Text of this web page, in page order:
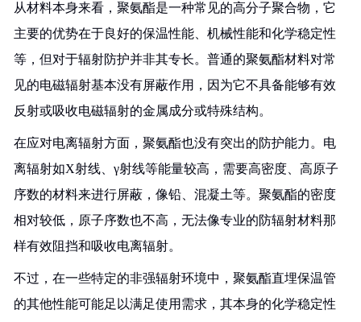
从材料本身来看，聚氨酯是一种常见的高分子聚合物，它
主要的优势在于良好的保温性能、机械性能和化学稳定性
等，但对于辐射防护并非其专长。普通的聚氨酯材料对常
见的电磁辐射基本没有屏蔽作用，因为它不具备能够有效
反射或吸收电磁辐射的金属成分或特殊结构。
在应对电离辐射方面，聚氨酯也没有突出的防护能力。电
离辐射如X射线、γ射线等能量较高，需要高密度、高原子
序数的材料来进行屏蔽，像铅、混凝土等。聚氨酯的密度
相对较低，原子序数也不高，无法像专业的防辐射材料那
样有效阻挡和吸收电离辐射。
不过，在一些特定的非强辐射环境中，聚氨酯直埋保温管
的其他性能可能足以满足使用需求，其本身的化学稳定性